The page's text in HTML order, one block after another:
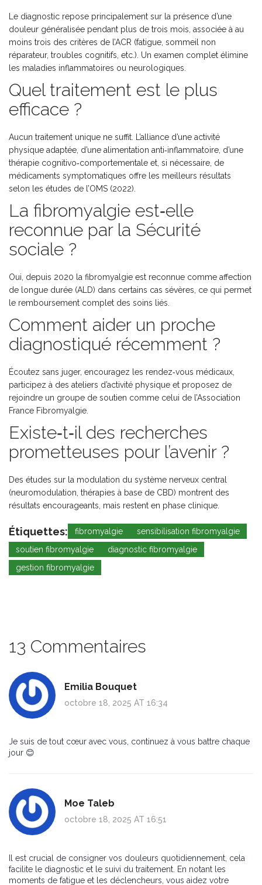
Le diagnostic repose principalement sur la présence d’une
douleur généralisée pendant plus de trois mois, associée à au
moins trois des critères de l’ACR (fatigue, sommeil non
réparateur, troubles cognitifs, etc.). Un examen complet élimine
les maladies inflammatoires ou neurologiques.
Quel traitement est le plus
efficace ?
Aucun traitement unique ne suffit. L’alliance d’une activité
physique adaptée, d’une alimentation anti‑inflammatoire, d’une
thérapie cognitivo‑comportementale et, si nécessaire, de
médicaments symptomatiques offre les meilleurs résultats
selon les études de l’OMS (2022).
La fibromyalgie est‑elle
reconnue par la Sécurité
sociale ?
Oui, depuis 2020 la fibromyalgie est reconnue comme affection
de longue durée (ALD) dans certains cas sévères, ce qui permet
le remboursement complet des soins liés.
Comment aider un proche
diagnostiqué récemment ?
Écoutez sans juger, encouragez les rendez‑vous médicaux,
participez à des ateliers d’activité physique et proposez de
rejoindre un groupe de soutien comme celui de l’Association
France Fibromyalgie.
Existe‑t‑il des recherches
prometteuses pour l’avenir ?
Des études sur la modulation du système nerveux central
(neuromodulation, thérapies à base de CBD) montrent des
résultats encourageants, mais restent en phase clinique.
Étiquettes: fibromyalgie
sensibilisation fibromyalgie
soutien fibromyalgie
diagnostic fibromyalgie
gestion fibromyalgie
13 Commentaires
Emilia Bouquet
octobre 18, 2025 AT 16:34
Je suis de tout cœur avec vous, continuez à vous battre chaque
jour 😊
Moe Taleb
octobre 18, 2025 AT 16:51
Il est crucial de consigner vos douleurs quotidiennement, cela
facilite le diagnostic et le suivi du traitement. En notant les
moments de fatigue et les déclencheurs, vous aidez votre